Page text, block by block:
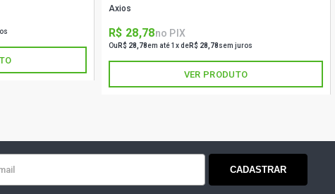
GLI HATCH 1.8 8V AP (1995 - 2001)
MI HATCH 1.8 8V AP (2000 - 2008)
STAR HATCH 1.8 8V AP (1996 - 1998)
GTI HATCH 2.0 16V AP (1995 - 2000)
Axios
R$ 28,78no PIX
Ou R$ 28,78em até 1x deR$ 28,78sem juros
VER PRODUTO
CADASTRAR